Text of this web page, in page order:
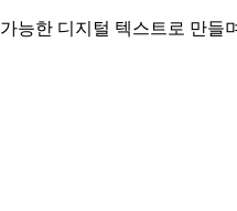
능한 디지털 텍스트로 만들